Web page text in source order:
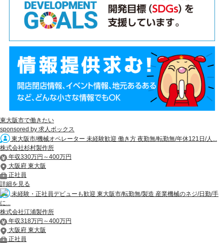
東大阪市で働きたい
sponsored by 求人ボックス
東大阪市/機械オペレーター 未経験歓迎 働き方 夜勤無/転勤無/年休121日/人...
株式会社杉村製作所
年収330万円～400万円
大阪府 東大阪
正社員
詳細を見る
未経験・正社員デビューも歓迎 東大阪市/転勤無/製造 産業機械のネジ/日勤/手
に...
株式会社江浦製作所
年収318万円～400万円
大阪府 東大阪
正社員